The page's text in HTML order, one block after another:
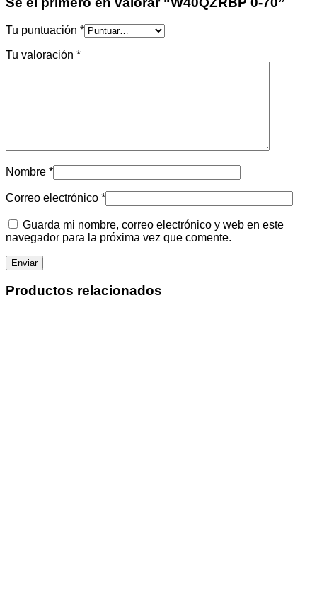
Tu puntuación *
Tu valoración *
Nombre *
Correo electrónico *
Guarda mi nombre, correo electrónico y web en este
navegador para la próxima vez que comente.
Productos relacionados